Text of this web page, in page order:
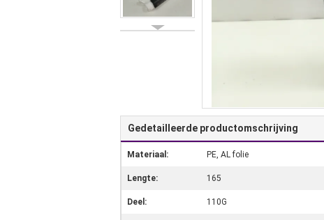
Gedetailleerde productomschrijving
Materiaal: PE, AL folie
Lengte: 165
Deel: 110G